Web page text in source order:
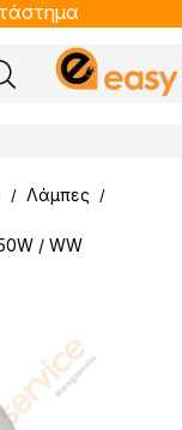
/ Λάμπες /
/ WW